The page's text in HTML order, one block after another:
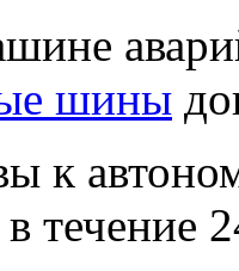
шины
к
течение